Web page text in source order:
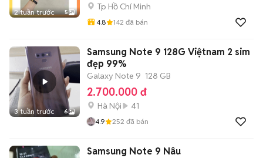
2 tuần trước 5
Tp Hồ Chí Minh
4.8 142 đã bán
3 tuần trước 6
Samsung Note 9 128G Việtnam 2 sim
đẹp 99%
Galaxy Note 9 128 GB
2.700.000 đ
Hà Nội 41
4.9 252 đã bán
Samsung Note 9 Nâu